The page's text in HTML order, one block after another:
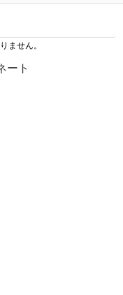
ません。
ート